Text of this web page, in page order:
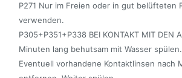
P271 Nur im Freien oder in gut belüfteten
verwenden.
P305+P351+P338 BEI KONTAKT MIT DEN
Minuten lang behutsam mit Wasser spülen.
Eventuell vorhandene Kontaktlinsen nach